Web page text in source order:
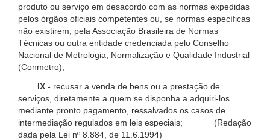
produto ou serviço em desacordo com as normas expedidas
pelos órgãos oficiais competentes ou, se normas específicas
não existirem, pela Associação Brasileira de Normas
Técnicas ou outra entidade credenciada pelo Conselho
Nacional de Metrologia, Normalização e Qualidade Industrial
(Conmetro);
IX - recusar a venda de bens ou a prestação de
serviços, diretamente a quem se disponha a adquiri-los
mediante pronto pagamento, ressalvados os casos de
intermediação regulados em leis especiais; (Redação
dada pela Lei nº 8.884, de 11.6.1994)